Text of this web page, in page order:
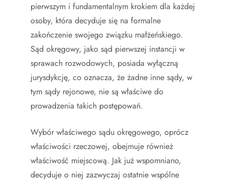
pierwszym i fundamentalnym krokiem dla każdej
osoby, która decyduje się na formalne
zakończenie swojego związku małżeńskiego.
Sąd okręgowy, jako sąd pierwszej instancji w
sprawach rozwodowych, posiada wyłączną
jurysdykcję, co oznacza, że żadne inne sądy, w
tym sądy rejonowe, nie są właściwe do
prowadzenia takich postępowań.
Wybór właściwego sądu okręgowego, oprócz
właściwości rzeczowej, obejmuje również
właściwość miejscową. Jak już wspomniano,
decyduje o niej zazwyczaj ostatnie wspólne